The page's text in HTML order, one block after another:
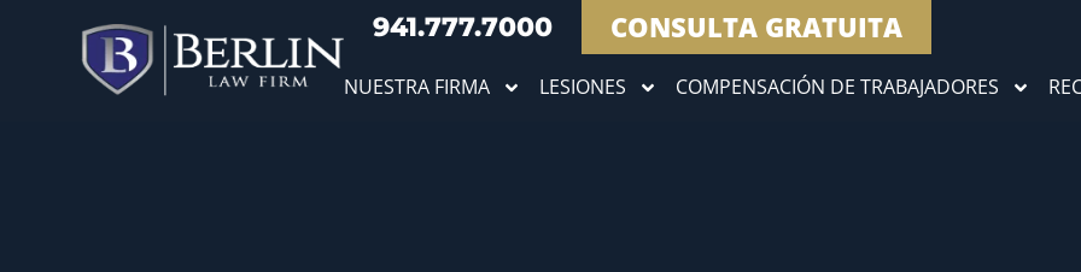
941.777.7000 CONSULTA GRATUITA
NUESTRA FIRMA LESIONES COMPENSACIÓN DE TRABAJADORES